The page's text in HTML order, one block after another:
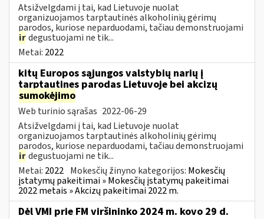
Atsižvelgdami į tai, kad Lietuvoje nuolat
organizuojamos tarptautinės alkoholinių gėrimų
parodos, kuriose neparduodami, tačiau demonstruojami
irdegustuojami ne tik...
Metai: 2022
kitų Europos sąjungos valstybių narių į
tarptautines parodas Lietuvoje bei akcizų
sumokėjimo
Web turinio sąrašas 2022-06-29
Atsižvelgdami į tai, kad Lietuvoje nuolat
organizuojamos tarptautinės alkoholinių gėrimų
parodos, kuriose neparduodami, tačiau demonstruojami
irdegustuojami ne tik...
Metai: 2022 Mokesčių žinyno kategorijos: Mokesčių
įstatymų pakeitimai » Mokesčių įstatymų pakeitimai
2022 metais » Akcizų pakeitimai 2022 m.
Dėl VMI prie FM viršininko 2024 m. kovo 29 d.